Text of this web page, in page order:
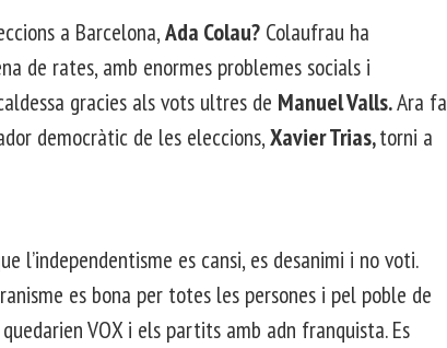
a Barcelona,Ada Colau? Colaufrau ha
de rates, amb enormes problemes socials i
gracies als vots ultres de Manuel Valls.Ara fa
democràtic de les eleccions,Xavier Trias,torni a
l’independentisme es cansi, es desanimi i no voti.
es bona per totes les persones i pel poble de
VOX i els partits amb adn franquista. Es